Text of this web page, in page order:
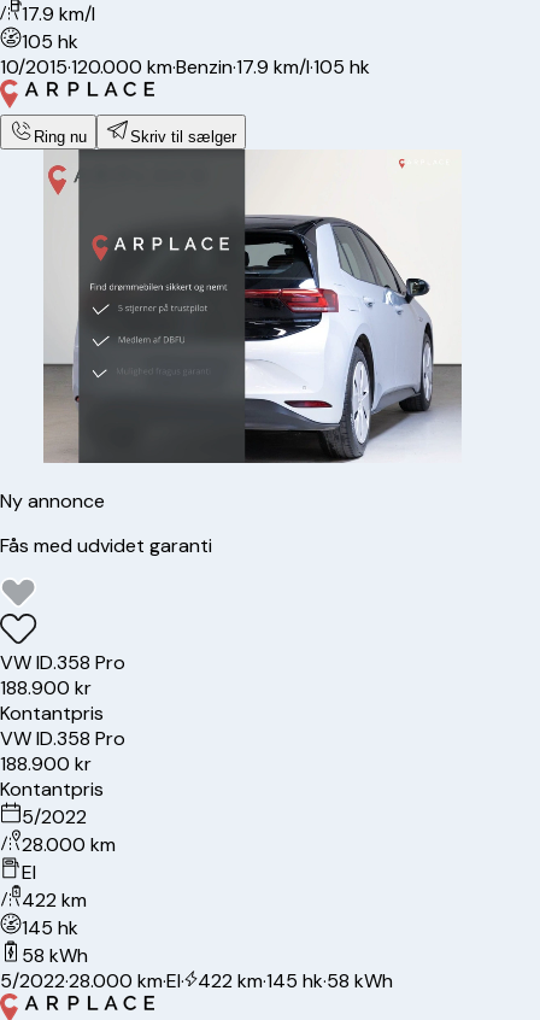
17.9 km/l
105 hk
10/2015·120.000 km·Benzin·17.9 km/l·105 hk
Ring nu Skriv til sælger
Ny annonce
Fås med udvidet garanti
VWID.358 Pro
188.900 kr
Kontantpris
VWID.358 Pro
188.900 kr
Kontantpris
5/2022
28.000 km
El
422 km
145 hk
58 kWh
5/2022·28.000 km·El· 422 km·145 hk·58 kWh